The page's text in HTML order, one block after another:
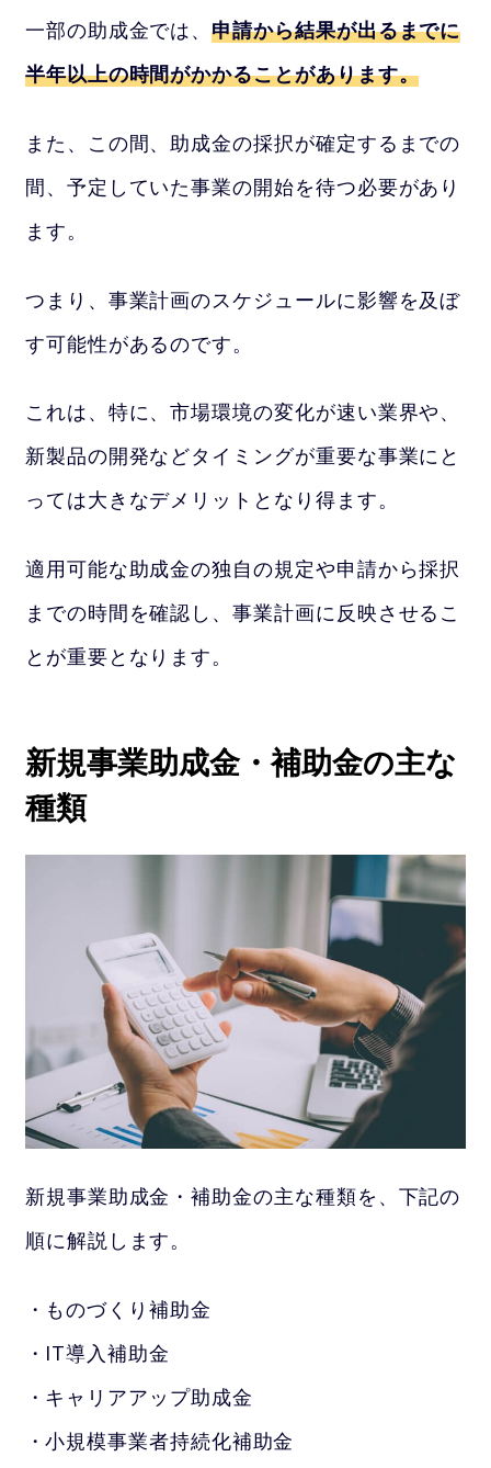
一部の助成金では、申請から結果が出るまでに
半年以上の時間がかかることがあります。
また、この間、助成金の採択が確定するまでの
間、予定していた事業の開始を待つ必要があり
ます。
つまり、事業計画のスケジュールに影響を及ぼ
す可能性があるのです。
これは、特に、市場環境の変化が速い業界や、
新製品の開発などタイミングが重要な事業にと
っては大きなデメリットとなり得ます。
適用可能な助成金の独自の規定や申請から採択
までの時間を確認し、事業計画に反映させるこ
とが重要となります。
新規事業助成金・補助金の主な
種類
新規事業助成金・補助金の主な種類を、下記の
順に解説します。
ものづくり補助金
IT導入補助金
キャリアアップ助成金
小規模事業者持続化補助金